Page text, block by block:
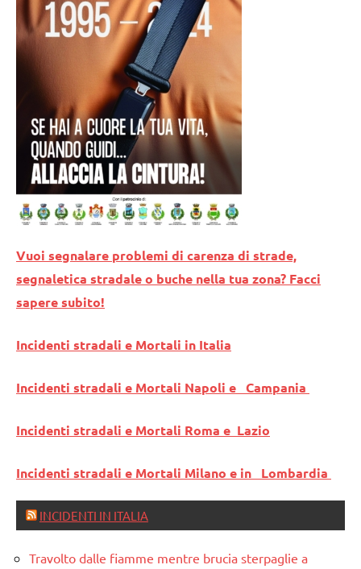
Vuoi segnalare problemi di carenza di strade,
segnaletica stradale o buche nella tua zona? Facci
sapere subito!
Incidenti stradali e Mortali in Italia
Incidenti stradali e Mortali Napoli e Campania
Incidenti stradali e Mortali Roma e Lazio
Incidenti stradali e Mortali Milano e in Lombardia
INCIDENTI IN ITALIA
Travolto dalle fiamme mentre brucia sterpaglie a